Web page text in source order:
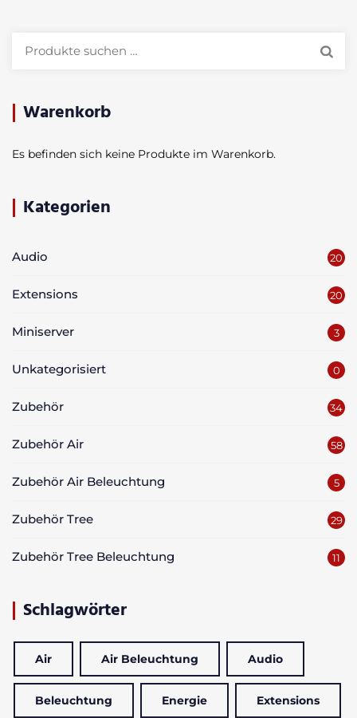
Warenkorb
Es befinden sich keine Produkte im Warenkorb.
Kategorien
Audio 20
Extensions 20
Miniserver 3
Unkategorisiert 0
Zubehör 34
Zubehör Air 58
Zubehör Air Beleuchtung 5
Zubehör Tree 29
Zubehör Tree Beleuchtung 11
Schlagwörter
Air Air Beleuchtung Audio
Beleuchtung Energie Extensions